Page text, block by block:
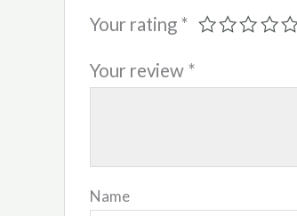
Your rating *
Your review *
Name